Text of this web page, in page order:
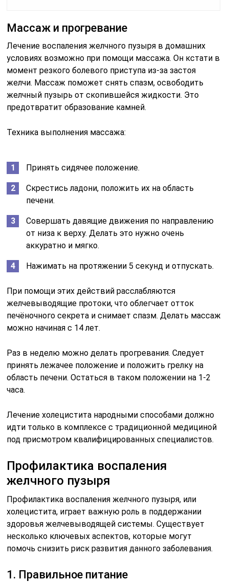
Массаж и прогревание
Лечение воспаления желчного пузыря в домашних
условиях возможно при помощи массажа. Он кстати в
момент резкого болевого приступа из-за застоя
желчи. Массаж поможет снять спазм, освободить
желчный пузырь от скопившейся жидкости. Это
предотвратит образование камней.
Техника выполнения массажа:
Принять сидячее положение.
Скрестись ладони, положить их на область
печени.
Совершать давящие движения по направлению
от низа к верху. Делать это нужно очень
аккуратно и мягко.
Нажимать на протяжении 5 секунд и отпускать.
При помощи этих действий расслабляются
желчевыводящие протоки, что облегчает отток
печёночного секрета и снимает спазм. Делать массаж
можно начиная с 14 лет.
Раз в неделю можно делать прогревания. Следует
принять лежачее положение и положить грелку на
область печени. Остаться в таком положении на 1-2
часа.
Лечение холецистита народными способами должно
идти только в комплексе с традиционной медициной
под присмотром квалифицированных специалистов.
Профилактика воспаления
желчного пузыря
Профилактика воспаления желчного пузыря, или
холецистита, играет важную роль в поддержании
здоровья желчевыводящей системы. Существует
несколько ключевых аспектов, которые могут
помочь снизить риск развития данного заболевания.
1. Правильное питание